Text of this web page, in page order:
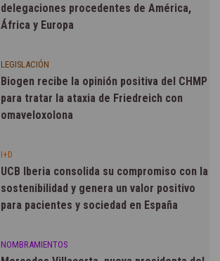
delegaciones procedentes de América,
África y Europa
LEGISLACIÓN
Biogen recibe la opinión positiva del CHMP
para tratar la ataxia de Friedreich con
omaveloxolona
I+D
UCB Iberia consolida su compromiso con la
sostenibilidad y genera un valor positivo
para pacientes y sociedad en España
NOMBRAMIENTOS